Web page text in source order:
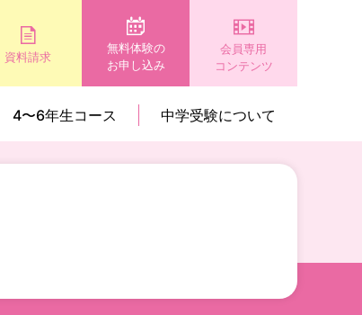
資料請求
無料体験の
お申し込み
会員専用
コンテンツ
4〜6年生コース 中学受験について